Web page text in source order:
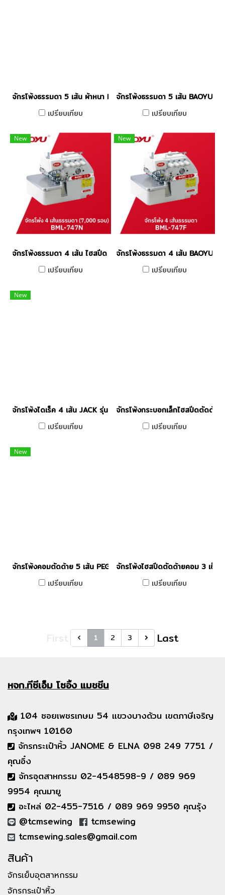
จักรโพ้งธรรมดา 5 เส้น ผ้าหนา BAOYU รุ่น BML-757H
เปรียบเทียบ
จักรโพ้งธรรมดา 5 เส้น BAOYU รุ่
เปรียบเทียบ
New
จักรโพ้งธรรมดา 4 เส้น ไฮสปีด 7000 รอบ BAOYU รุ่น BML-747N
เปรียบเทียบ
New
จักรโพ้งธรรมดา 4 เส้น BAOYU รุ่
เปรียบเทียบ
New
จักรโพ้งไดเร็ค 4 เส้น JACK รุ่น 799S-4
เปรียบเทียบ
จักรโพ้งกระบอกเล็กไฮสปีดตัดด้า
เปรียบเทียบ
New
จักรโพ้งคอมตัดด้าย 5 เส้น PEGASUS รุ่น M-932-38-3X4/AT6F/
เปรียบเทียบ
จักรโพ้งไฮสปีดตัดด้ายคอม 3 เข็ม
เปรียบเทียบ
1 2 3 Last
หจก.ทีซีเอ็มโซอิ้ง แมชชีน
104 ซอยเพชรเกษม 54 แขวงบางด้วน เขตภาษีเจริญ
กรุงเทพฯ 10160
จักรกระเป๋าหิ้ว JANOME & ELNA 098 249 7751 /
คุณอิ๋ง
จักรอุตสาหกรรม 02-4548598-9 / 089 969
9954 คุณมายู
อะไหล่ 02-455-7516 / 089 969 9950 คุณรุ้ง
@tcmsewing
tcmsewing
tcmsewing.sales@gmail.com
สินค้า
จักรเย็บอุตสาหกรรม
จักรกระเป๋าหิ้ว